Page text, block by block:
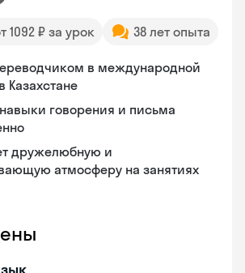
1092 ₽ за урок 38 лет опыта
в международной
Казахстане
говорения и письма
дружелюбную и
атмосферу на занятиях